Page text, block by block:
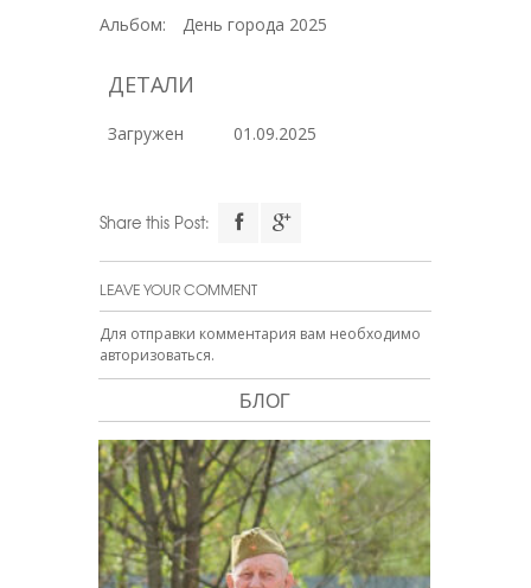
Альбом: День города 2025
ДЕТАЛИ
Загружен 01.09.2025
Share this Post:
LEAVE YOUR COMMENT
Для отправки комментария вам необходимо
авторизоваться.
БЛОГ